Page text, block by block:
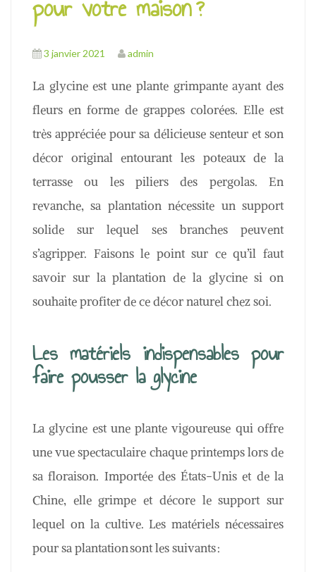
pour votre maison ?
3 janvier 2021 admin
La glycine est une plante grimpante ayant des
fleurs en forme de grappes colorées. Elle est
très appréciée pour sa délicieuse senteur et son
décor original entourant les poteaux de la
terrasse ou les piliers des pergolas. En
revanche, sa plantation nécessite un support
solide sur lequel ses branches peuvent
s’agripper. Faisons le point sur ce qu’il faut
savoir sur la plantation de la glycine si on
souhaite profiter de ce décor naturel chez soi.
Les matériels indispensables pour
faire pousser la glycine
La glycine est une plante vigoureuse qui offre
une vue spectaculaire chaque printemps lors de
sa floraison. Importée des États-Unis et de la
Chine, elle grimpe et décore le support sur
lequel on la cultive. Les matériels nécessaires
pour sa plantation sont les suivants :